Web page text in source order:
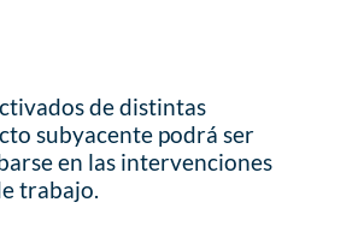
de distintas
subyacente podrá ser
en las intervenciones
trabajo.